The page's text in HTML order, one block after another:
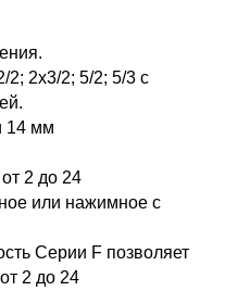
2; 2x3/2; 5/2; 5/3 с
14 мм
2 до 24
или нажимное с
Серии F позволяет
2 до 24